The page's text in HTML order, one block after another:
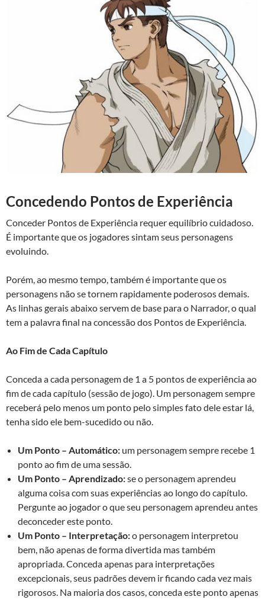
Concedendo Pontos de Experiência
Conceder Pontos de Experiência requer equilíbrio cuidadoso.
É importante que os jogadores sintam seus personagens
evoluindo.
Porém, ao mesmo tempo, também é importante que os
personagens não se tornem rapidamente poderosos demais.
As linhas gerais abaixo servem de base para o Narrador, o qual
tem a palavra final na concessão dos Pontos de Experiência.
Ao Fim de Cada Capítulo
Conceda a cada personagem de 1 a 5 pontos de experiência ao
fim de cada capítulo (sessão de jogo). Um personagem sempre
receberá pelo menos um ponto pelo simples fato dele estar lá,
tenha sido ele bem-sucedido ou não.
Um Ponto – Automático: um personagem sempre recebe 1
ponto ao fim de uma sessão.
Um Ponto – Aprendizado:se o personagem aprendeu
alguma coisa com suas experiências ao longo do capítulo.
Pergunte ao jogador o que seu personagem aprendeu antes
deconceder este ponto.
Um Ponto – Interpretação:o personagem interpretou
bem, não apenas de forma divertida mas também
apropriada. Conceda apenas para interpretações
excepcionais, seus padrões devem ir ficando cada vez mais
rigorosos. Na maioria dos casos, conceda este ponto apenas